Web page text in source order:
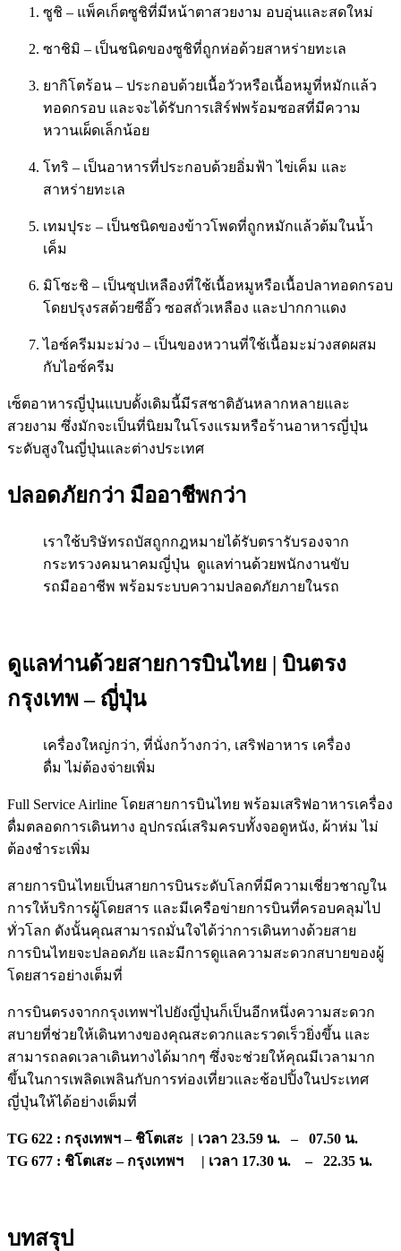
ซูชิ – แพ็คเก็ตซูชิที่มีหน้าตาสวยงาม อบอุ่นและสดใหม่
ซาชิมิ – เป็นชนิดของซูชิที่ถูกห่อด้วยสาหร่ายทะเล
ยากิโตร้อน – ประกอบด้วยเนื้อวัวหรือเนื้อหมูที่หมักแล้ว
ทอดกรอบ และจะได้รับการเสิร์ฟพร้อมซอสที่มีความ
หวานเผ็ดเล็กน้อย
โทริ – เป็นอาหารที่ประกอบด้วยอิ่มฟ้า ไข่เค็ม และ
สาหร่ายทะเล
เทมปุระ – เป็นชนิดของข้าวโพดที่ถูกหมักแล้วต้มในน้ำ
เค็ม
มิโซะชิ – เป็นซุปเหลืองที่ใช้เนื้อหมูหรือเนื้อปลาทอดกรอบ
โดยปรุงรสด้วยซีอิ๊ว ซอสถั่วเหลือง และปากกาแดง
ไอซ์ครีมมะม่วง – เป็นของหวานที่ใช้เนื้อมะม่วงสดผสม
กับไอซ์ครีม
เซ็ตอาหารญี่ปุ่นแบบดั้งเดิมนี้มีรสชาติอันหลากหลายและ
สวยงาม ซึ่งมักจะเป็นที่นิยมในโรงแรมหรือร้านอาหารญี่ปุ่น
ระดับสูงในญี่ปุ่นและต่างประเทศ
ปลอดภัยกว่า มืออาชีพกว่า
เราใช้บริษัทรถบัสถูกกฎหมายได้รับตรารับรองจาก
กระทรวงคมนาคมญี่ปุ่น ดูแลท่านด้วยพนักงานขับ
รถมืออาชีพ พร้อมระบบความปลอดภัยภายในรถ
ดูแลท่านด้วยสายการบินไทย | บินตรง
กรุงเทพ – ญี่ปุ่น
เครื่องใหญ่กว่า, ที่นั่งกว้างกว่า, เสริฟอาหาร เครื่อง
ดื่ม ไม่ต้องจ่ายเพิ่ม
Full Service Airline โดยสายการบินไทย พร้อมเสริฟอาหารเครื่อง
ดื่มตลอดการเดินทาง อุปกรณ์เสริมครบทั้งจอดูหนัง, ผ้าห่ม ไม่
ต้องชำระเพิ่ม
สายการบินไทยเป็นสายการบินระดับโลกที่มีความเชี่ยวชาญใน
การให้บริการผู้โดยสาร และมีเครือข่ายการบินที่ครอบคลุมไป
ทั่วโลก ดังนั้นคุณสามารถมั่นใจได้ว่าการเดินทางด้วยสาย
การบินไทยจะปลอดภัย และมีการดูแลความสะดวกสบายของผู้
โดยสารอย่างเต็มที่
การบินตรงจากกรุงเทพฯไปยังญี่ปุ่นก็เป็นอีกหนึ่งความสะดวก
สบายที่ช่วยให้เดินทางของคุณสะดวกและรวดเร็วยิ่งขึ้น และ
สามารถลดเวลาเดินทางได้มากๆ ซึ่งจะช่วยให้คุณมีเวลามาก
ขึ้นในการเพลิดเพลินกับการท่องเที่ยวและช้อปปิ้งในประเทศ
ญี่ปุ่นให้ได้อย่างเต็มที่
TG 622 : กรุงเทพฯ – ชิโตเสะ | เวลา 23.59 น. – 07.50 น.
TG 677 : ชิโตเสะ – กรุงเทพฯ | เวลา 17.30 น. – 22.35 น.
บทสรุป